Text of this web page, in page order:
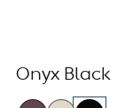
Onyx Black